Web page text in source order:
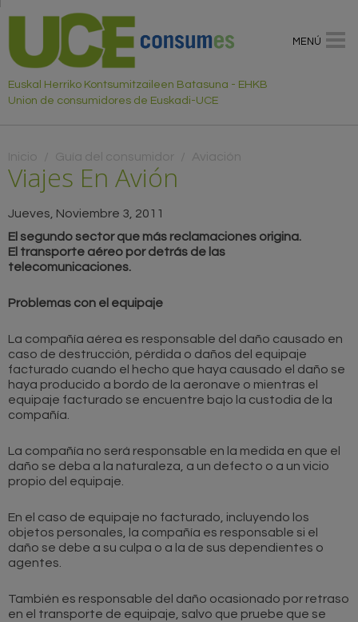
Euskal Herriko Kontsumitzaileen Batasuna - EHKB
Union de consumidores de Euskadi-UCE
Usted está aquí
Inicio Guía del consumidor Aviación
Viajes En Avión
Jueves, Noviembre 3, 2011
El segundo sector que más reclamaciones origina.
El transporte aéreo por detrás de las
telecomunicaciones.
Problemas con el equipaje
La compañía aérea es responsable del daño causado en
caso de destrucción, pérdida o daños del equipaje
facturado cuando el hecho que haya causado el daño se
haya producido a bordo de la aeronave o mientras el
equipaje facturado se encuentre bajo la custodia de la
compañía.
La compañía no será responsable en la medida en que el
daño se deba a la naturaleza, a un defecto o a un vicio
propio del equipaje.
En el caso de equipaje no facturado, incluyendo los
objetos personales, la compañía es responsable si el
daño se debe a su culpa o a la de sus dependientes o
agentes.
También es responsable del daño ocasionado por retraso
en el transporte de equipaje, salvo que pruebe que se
MENÚ